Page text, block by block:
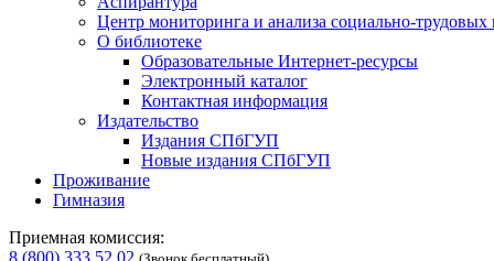
Центр мониторинга и анализа социально-трудовых
О библиотеке
Образовательные Интернет-ресурсы
Электронный каталог
Контактная информация
Издательство
Издания СПбГУП
Новые издания СПбГУП
Проживание
Гимназия
Приемная комиссия:
8 (800) 333 52 02